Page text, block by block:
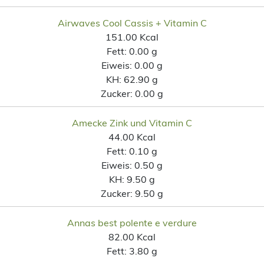
Airwaves Cool Cassis + Vitamin C
151.00 Kcal
Fett: 0.00 g
Eiweis: 0.00 g
KH: 62.90 g
Zucker: 0.00 g
Amecke Zink und Vitamin C
44.00 Kcal
Fett: 0.10 g
Eiweis: 0.50 g
KH: 9.50 g
Zucker: 9.50 g
Annas best polente e verdure
82.00 Kcal
Fett: 3.80 g